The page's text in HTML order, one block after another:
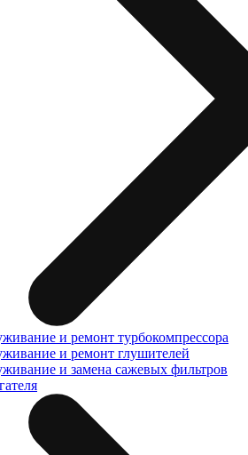
и ремонт турбокомпрессора
и ремонт глушителей
и замена сажевых фильтров